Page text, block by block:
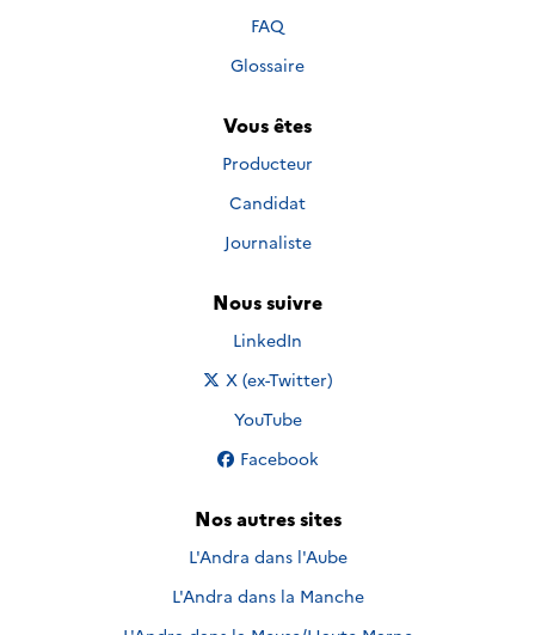
FAQ
Glossaire
Vous êtes
Producteur
Candidat
Journaliste
Nous suivre
Nous suivre sur
LinkedIn
Nous suivre sur
X (ex-Twitter)
Nous suivre sur
YouTube
Nous suivre sur
Facebook
Nos autres sites
L'Andra dans l'Aube
L'Andra dans la Manche